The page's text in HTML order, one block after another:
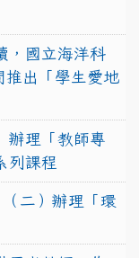
，國立海洋科
推出「學生愛地
辦理「教師專
列課程
二）辦理「環